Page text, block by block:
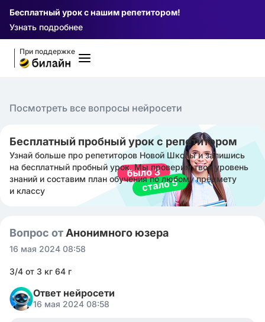
Бесплатный урок с нашим репетитором!
Узнать подробнее
При поддержке
Посмотреть все вопросы нейросети
Бесплатный пробный урок с репетитором
Узнай больше про репетиторов Новой Школы и запишись
на бесплатный пробный урок. Мы проверим твой уровень
знаний и составим план обучения по любому предмету
и классу
Вопрос от Анонимного юзера
16 мая 2024 08:58
3/4 от 3 кг 64 г
Ответ нейросети
16 мая 2024 08:58